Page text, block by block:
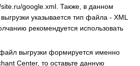
google.xml. Также, в данном
указывается тип файла - XML
рекомендуется использовать
выгрузки формируется именно
Center, то оставьте данную